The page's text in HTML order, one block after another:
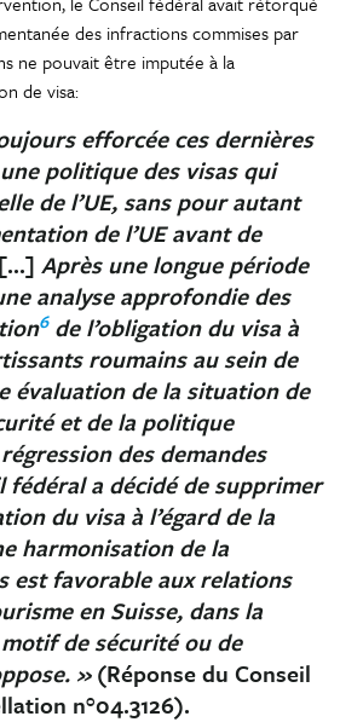
des infractions commises par
ne pouvait être imputée à la
de visa:
efforcée ces dernières
politique des visas qui
de l’UE, sans pour autant
de l’UE avant de
[…] Après une longue période
analyse approfondie des
6de l’obligation du visa à
roumains au sein de
évaluation de la situation de
et de la politique
des demandes
fédéral a décidé de supprimer
du visa à l’égard de la
harmonisation de la
est favorable aux relations
en Suisse, dans la
de sécurité ou de
»(Réponse du Conseil
n°04.3126).